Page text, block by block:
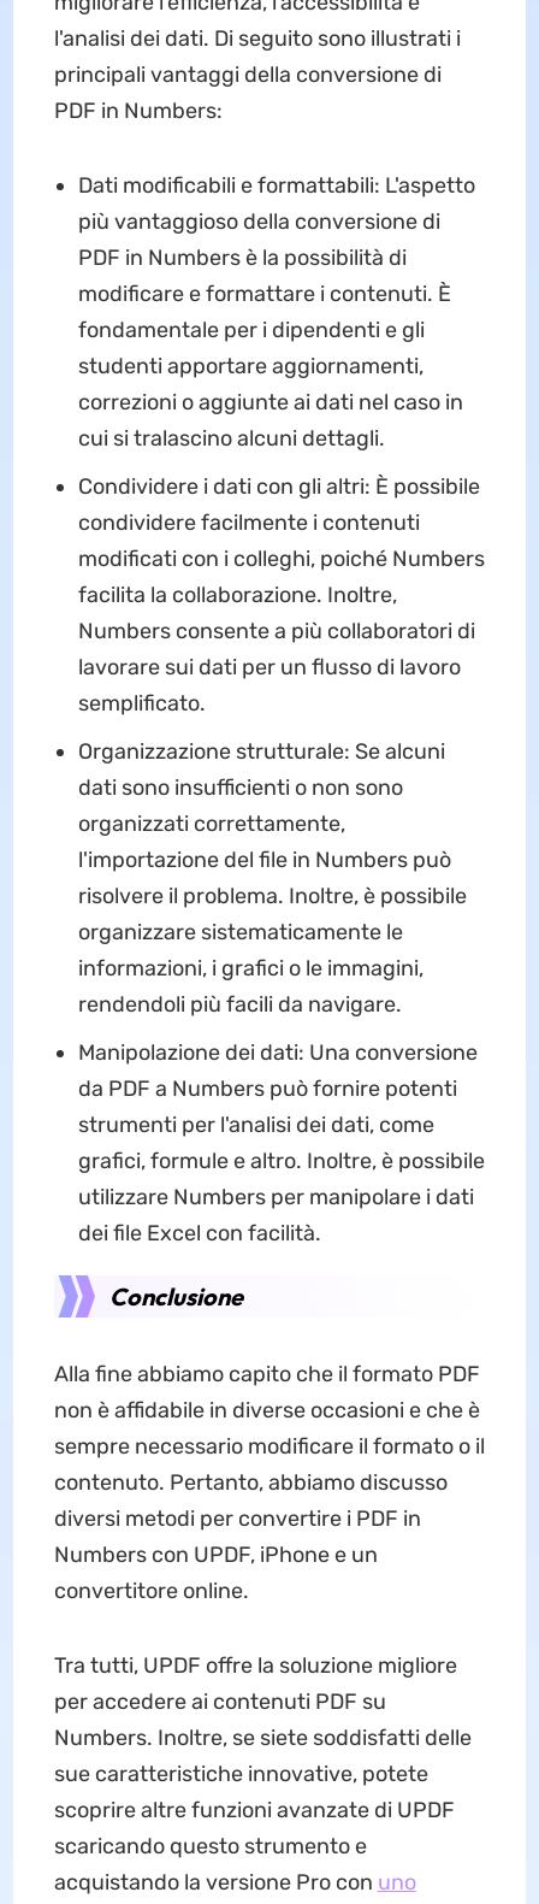
l'analisi dei dati. Di seguito sono illustrati i
principali vantaggi della conversione di
PDF in Numbers:
Dati modificabili e formattabili: L'aspetto
più vantaggioso della conversione di
PDF in Numbers è la possibilità di
modificare e formattare i contenuti. È
fondamentale per i dipendenti e gli
studenti apportare aggiornamenti,
correzioni o aggiunte ai dati nel caso in
cui si tralascino alcuni dettagli.
Condividere i dati con gli altri: È possibile
condividere facilmente i contenuti
modificati con i colleghi, poiché Numbers
facilita la collaborazione. Inoltre,
Numbers consente a più collaboratori di
lavorare sui dati per un flusso di lavoro
semplificato.
Organizzazione strutturale: Se alcuni
dati sono insufficienti o non sono
organizzati correttamente,
l'importazione del file in Numbers può
risolvere il problema. Inoltre, è possibile
organizzare sistematicamente le
informazioni, i grafici o le immagini,
rendendoli più facili da navigare.
Manipolazione dei dati: Una conversione
da PDF a Numbers può fornire potenti
strumenti per l'analisi dei dati, come
grafici, formule e altro. Inoltre, è possibile
utilizzare Numbers per manipolare i dati
dei file Excel con facilità.
Conclusione
Alla fine abbiamo capito che il formato PDF
non è affidabile in diverse occasioni e che è
sempre necessario modificare il formato o il
contenuto. Pertanto, abbiamo discusso
diversi metodi per convertire i PDF in
Numbers con UPDF, iPhone e un
convertitore online.
Tra tutti, UPDF offre la soluzione migliore
per accedere ai contenuti PDF su
Numbers. Inoltre, se siete soddisfatti delle
sue caratteristiche innovative, potete
scoprire altre funzioni avanzate di UPDF
scaricando questo strumento e
acquistando la versione Pro con uno